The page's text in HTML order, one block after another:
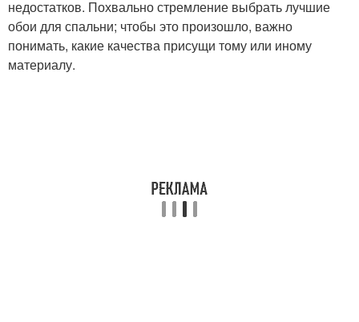
спальни
спальни
недостатков. Похвально стремление выбрать лучшие
обои для спальни; чтобы это произошло, важно
понимать, какие качества присущи тому или иному
материалу.